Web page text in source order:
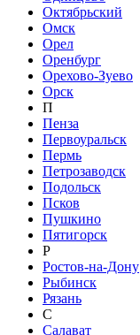
Октябрьский
Омск
Орел
Оренбург
Орехово-Зуево
Орск
П
Пенза
Первоуральск
Пермь
Петрозаводск
Подольск
Псков
Пушкино
Пятигорск
Р
Ростов-на-Дону
Рыбинск
Рязань
С
Салават